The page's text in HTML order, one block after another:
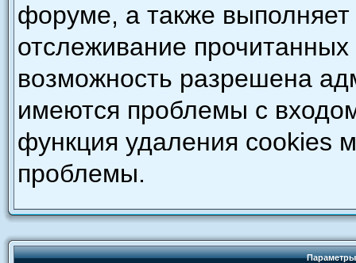
форуме, а также выполняет
отслеживание
возможность разрешена
имеются проблемы с
функция удаления cookies
проблемы.
Параметры